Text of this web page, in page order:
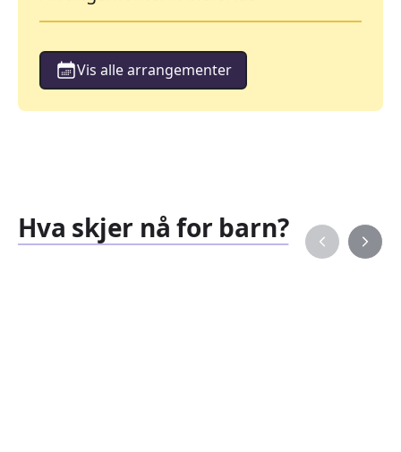
Vis alle arrangementer
Hva skjer nå for barn?